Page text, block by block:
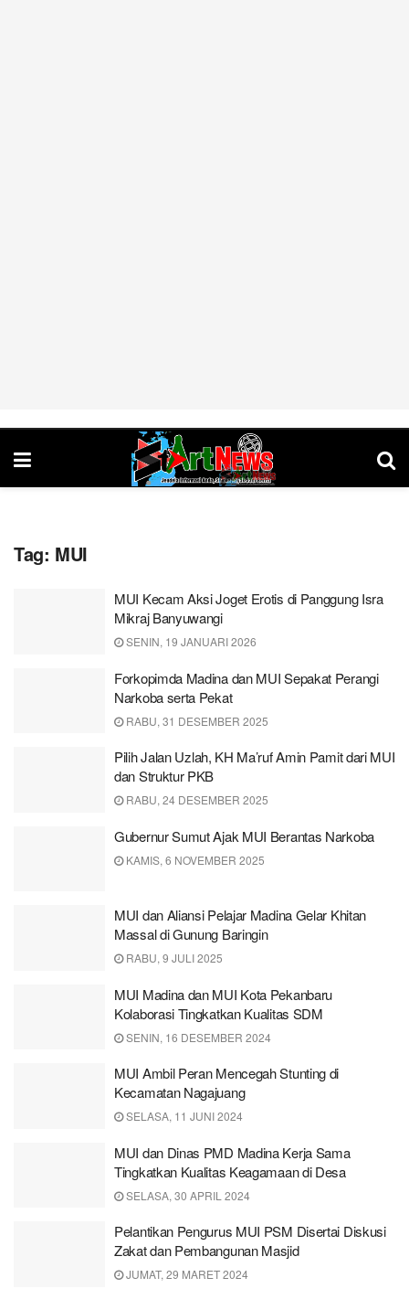
Tag: MUI
MUI Kecam Aksi Joget Erotis di Panggung Isra
Mikraj Banyuwangi
SENIN, 19 JANUARI 2026
Forkopimda Madina dan MUI Sepakat Perangi
Narkoba serta Pekat
RABU, 31 DESEMBER 2025
Pilih Jalan Uzlah, KH Ma’ruf Amin Pamit dari MUI
dan Struktur PKB
RABU, 24 DESEMBER 2025
Gubernur Sumut Ajak MUI Berantas Narkoba
KAMIS, 6 NOVEMBER 2025
MUI dan Aliansi Pelajar Madina Gelar Khitan
Massal di Gunung Baringin
RABU, 9 JULI 2025
MUI Madina dan MUI Kota Pekanbaru
Kolaborasi Tingkatkan Kualitas SDM
SENIN, 16 DESEMBER 2024
MUI Ambil Peran Mencegah Stunting di
Kecamatan Nagajuang
SELASA, 11 JUNI 2024
MUI dan Dinas PMD Madina Kerja Sama
Tingkatkan Kualitas Keagamaan di Desa
SELASA, 30 APRIL 2024
Pelantikan Pengurus MUI PSM Disertai Diskusi
Zakat dan Pembangunan Masjid
JUMAT, 29 MARET 2024